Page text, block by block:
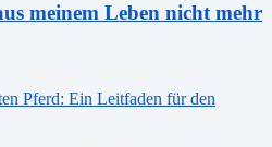
meinem Leben nicht mehr